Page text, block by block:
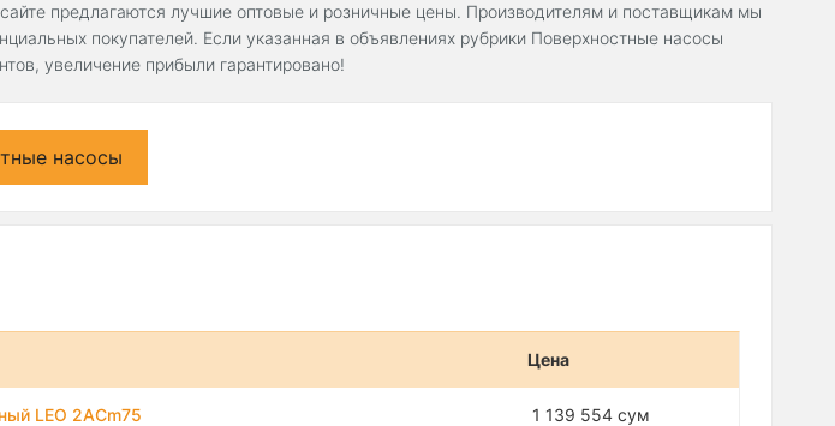
предлагаются лучшие оптовые и розничные цены. Производителям и поставщикам мы
покупателей. Если указанная в объявлениях рубрики Поверхностные насосы
увеличение прибыли гарантировано!
насосы
Цена
LEO 2ACm75 1 139 554 сум